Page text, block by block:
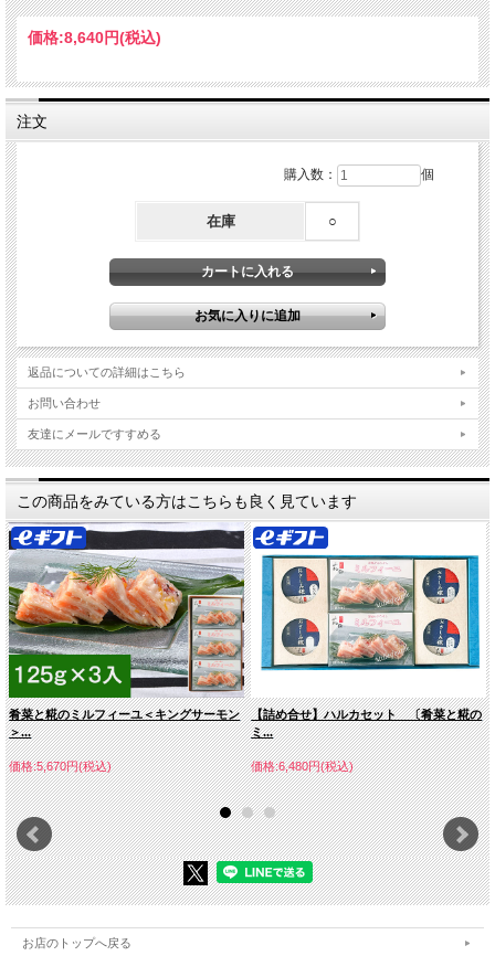
ヒラメのミルフィーユ イメージ
ヒラメのミルフィーユは、
かぶら寿しの製法をヒントに作る
「よね田のミルフィーユ」シリーズのひとつで
す。
・シャキシャキとしたコールラビの食感。
・フォアグラの脂が旨味となって染み渡る、芳醇な糀ソース。
・ふわりとほどける、紅色が美しい紅芯大根。
・それらを挟むのは、弾力のある平目の造り。
・仕上げに、生姜と柚子のさっぱりとした風味が全体を引き締める。
価格:8,640円(税込)
注文
購入数： 個
在庫 ○
返品についての詳細はこちら
お問い合わせ
友達にメールですすめる
この商品をみている方はこちらも良く見ています
肴菜と糀のミルフィーユ＜キングサーモン
＞...
価格:5,670円(税込)
【詰め合せ】ハルカセット 〔肴菜と糀の
ミ...
価格:6,480円(税込)
お店のトップへ戻る